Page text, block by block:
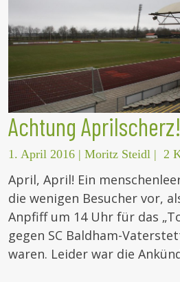
Achtung Aprilscherz!
1. April 2016 | Moritz Steidl | 2
April, April! Ein
die wenigen Besucher vor,
Anpfiff um 14 Uhr für das
gegen SC Baldham-
waren. Leider war die